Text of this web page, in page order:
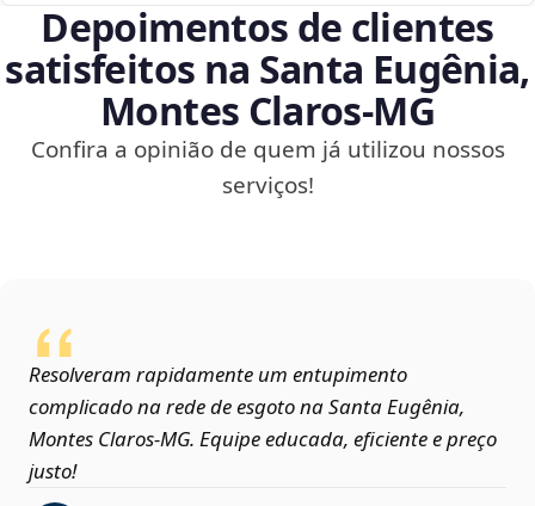
Depoimentos de clientes
satisfeitos na Santa Eugênia,
Montes Claros‑MG
Confira a opinião de quem já utilizou nossos
serviços!
Resolveram rapidamente um entupimento
complicado na rede de esgoto na Santa Eugênia,
Montes Claros‑MG. Equipe educada, eficiente e preço
justo!